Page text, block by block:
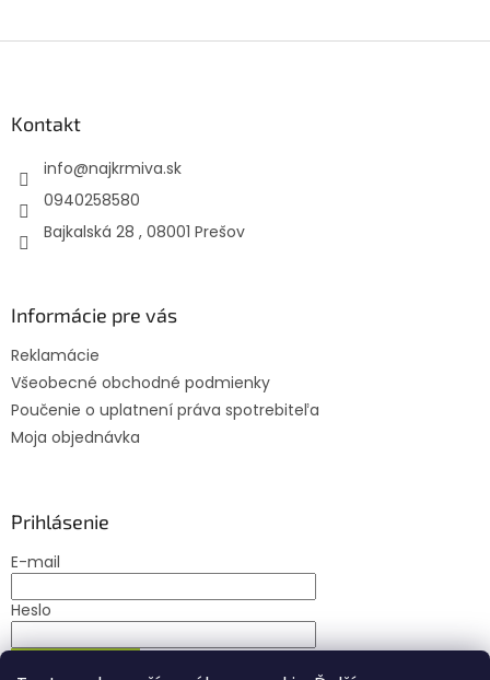
Kontakt
info@najkrmiva.sk
0940258580
Bajkalská 28 , 08001 Prešov
Informácie pre vás
Reklamácie
Všeobecné obchodné podmienky
Poučenie o uplatnení práva spotrebiteľa
Moja objednávka
Prihlásenie
E-mail
Heslo